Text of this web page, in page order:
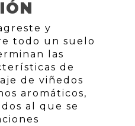
y
todo un suelo
las
de
de viñedos
aromáticos,
al que se